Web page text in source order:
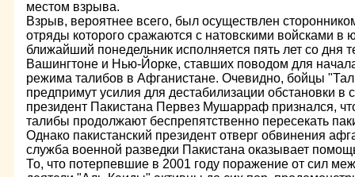
местом взрыва.
Взрыв, вероятнее всего, был осуществлен
отряды которого сражаются с натовскими войсками в
ближайший понедельник исполняется пять лет со дня
Вашингтоне и Нью-Йорке, ставших поводом для
режима талибов в Афганистане. Очевидно, бойцы
предпримут усилия для дестабилизации обстановки в
президент Пакистана Первез Мушарраф признался,
талибы продолжают беспрепятственно пересекать
Однако пакистанский президент отверг обвинения
служба военной разведки Пакистана оказывает
То, что потерпевшие в 2001 году поражение от сил